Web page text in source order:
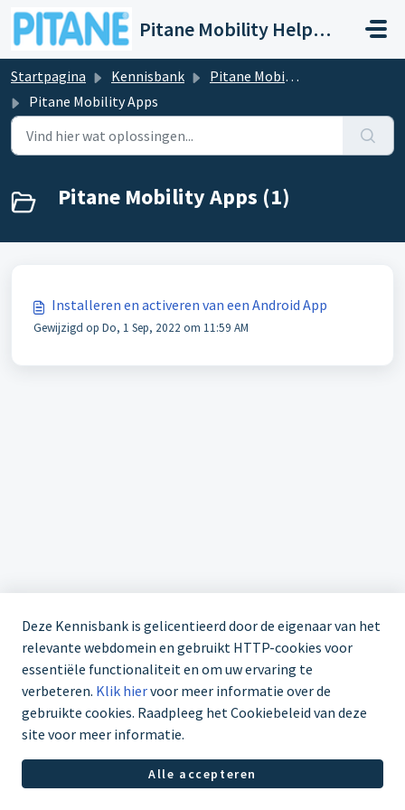
Doorgaan naar hoofdinhoud
Pitane Mobility Help- en Servicedesk
Startpagina Kennisbank
Pitane Mobility - Datacommunicatie
Pitane Mobility Apps
Pitane Mobility Apps (1)
Installeren en activeren van een Android App
Gewijzigd op Do, 1 Sep, 2022 om 11:59 AM
Servicedesk +31 85 1126998
Deze Kennisbank is gelicentieerd door de eigenaar van het
relevante webdomein en gebruikt HTTP-cookies voor
essentiële functionaliteit en om uw ervaring te
verbeteren. Klik hiervoor meer informatie over de
gebruikte cookies. Raadpleeg het Cookiebeleid van deze
site voor meer informatie.
Alle accepteren